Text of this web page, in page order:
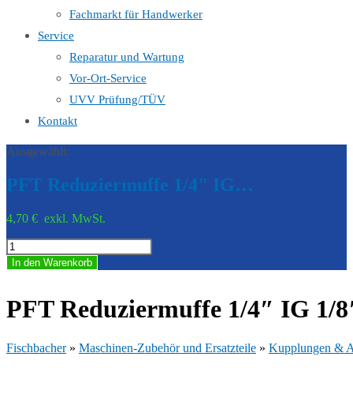
Fachmarkt für Handwerker
Service
Reparatur und Wartung
Vor-Ort-Service
UVV Prüfung/TÜV
Kontakt
Ausgewählt:
PFT Reduziermuffe 1/4" IG…
4,70 € exkl. MwSt.
PFT
Reduziermuffe
1/4"
1/8"
IG
20205804
Menge
In den Warenkorb
PFT Reduziermuffe 1/4″ IG 1/
Fischbacher» Maschinen-Zubehör und Ersatzteile » Kupplungen &